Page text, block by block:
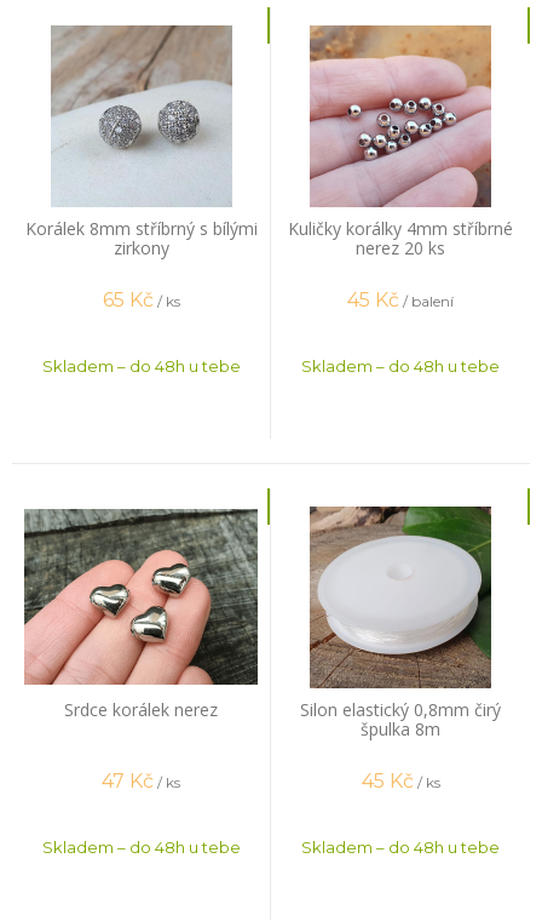
Korálek 8mm stříbrný s bílými
zirkony
65 Kč / ks
Skladem – do 48h u tebe
Kuličky korálky 4mm stříbrné
nerez 20 ks
45 Kč / balení
Skladem – do 48h u tebe
Srdce korálek nerez
47 Kč / ks
Skladem – do 48h u tebe
Silon elastický 0,8mm čirý
špulka 8m
45 Kč / ks
Skladem – do 48h u tebe